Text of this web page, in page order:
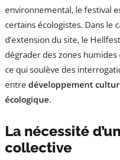
environnemental, le festival
certains écologistes. Dans le
d’extension du site, le
dégrader des zones
ce qui soulève des
entre développement
écologique.
La nécessité
collective